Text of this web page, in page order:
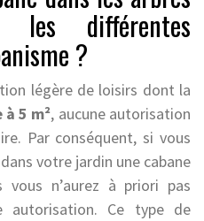
différentes
?
légère de loisirs dont la
5 m², aucune autorisation
Par conséquent, si vous
votre jardin une cabane
vous n’aurez à priori pas
autorisation. Ce type de